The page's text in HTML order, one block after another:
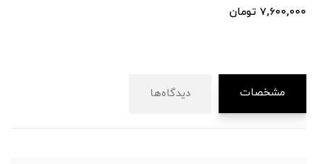
7,600,000 تومان
مشخصات دیدگاه‌ها